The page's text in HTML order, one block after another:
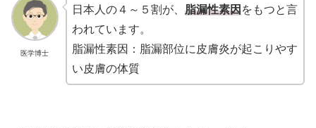
医学博士
日本人の４～５割が、 脂漏性素因をもつと言
われています。
脂漏性素因：脂漏部位に皮膚炎が起こりやす
い皮膚の体質